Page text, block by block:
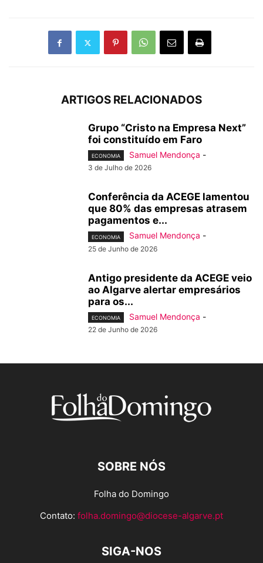
ARTIGOS RELACIONADOS
Grupo “Cristo na Empresa Next”
foi constituído em Faro
ECONOMIA Samuel Mendonça -
3 de Julho de 2026
Conferência da ACEGE lamentou
que 80% das empresas atrasem
pagamentos e...
ECONOMIA Samuel Mendonça -
25 de Junho de 2026
Antigo presidente da ACEGE veio
ao Algarve alertar empresários
para os...
ECONOMIA Samuel Mendonça -
22 de Junho de 2026
SOBRE NÓS
Folha do Domingo
Contato: folha.domingo@diocese-algarve.pt
SIGA-NOS